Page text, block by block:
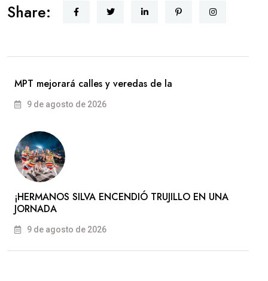
Share:
MPT mejorará calles y veredas de la
9 de agosto de 2026
​¡HERMANOS SILVA ENCENDIÓ TRUJILLO EN UNA
JORNADA
9 de agosto de 2026